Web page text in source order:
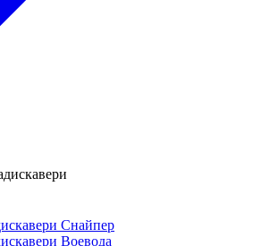
Снайпер
Воевода